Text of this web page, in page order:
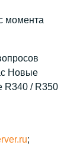
момента
Новые
R340 / R350
;